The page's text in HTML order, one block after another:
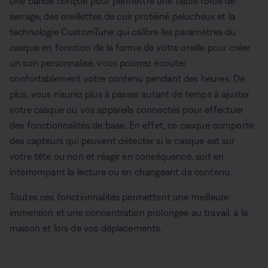
serrage, des oreillettes de cuir protéiné pelucheux et la
technologie CustomTune qui calibre les paramètres du
casque en fonction de la forme de votre oreille pour créer
un son personnalisé, vous pourrez écouter
confortablement votre contenu pendant des heures. De
plus, vous n’aurez plus à passer autant de temps à ajuster
votre casque ou vos appareils connectés pour effectuer
des fonctionnalités de base. En effet, ce casque comporte
des capteurs qui peuvent détecter si le casque est sur
votre tête ou non et réagir en conséquence, soit en
interrompant la lecture ou en changeant de contenu.
Toutes ces fonctionnalités permettent une meilleure
immersion et une concentration prolongée au travail, à la
maison et lors de vos déplacements.